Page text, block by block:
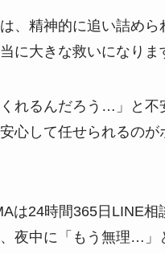
、精神的に追い詰めら
に大きな救いになりま
くれるんだろう…」と不
心して任せられるのが
は24時間365日LINE相
夜中に「もう無理…」